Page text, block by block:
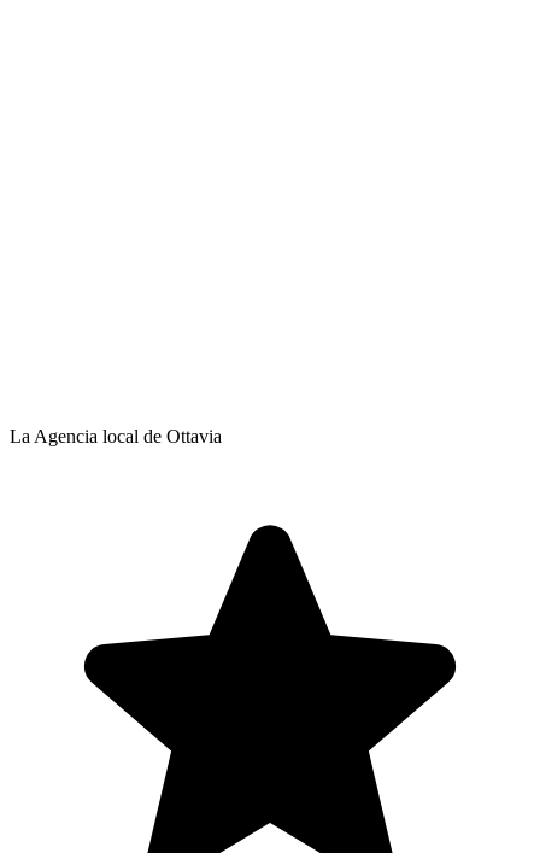
La Agencia local de Ottavia